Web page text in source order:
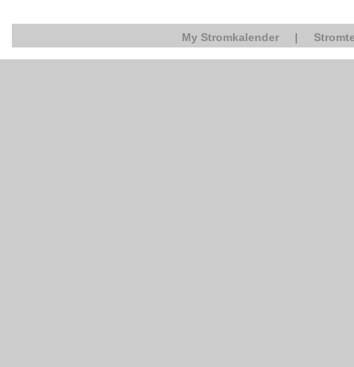
My Stromkalender |